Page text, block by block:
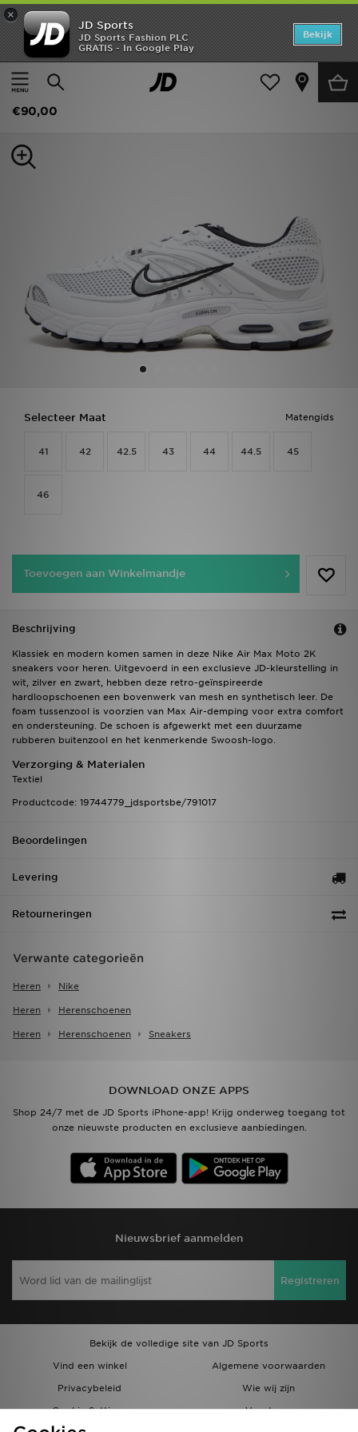
×
JD Sports
JD Sports Fashion PLC
GRATIS - In Google Play
Bekijk
Thuis
Heren Herenschoenen Sneakers
Nike Air Max Moto 2K
€90,00
Matengids
Selecteer Maat
41 42 42.5 43 44 44.5 45
46
Toevoegen aan Winkelmandje
Beschrijving
Klassiek en modern komen samen in deze Nike Air Max Moto 2K
sneakers voor heren. Uitgevoerd in een exclusieve JD-kleurstelling in
wit, zilver en zwart, hebben deze retro-geïnspireerde
hardloopschoenen een bovenwerk van mesh en synthetisch leer. De
foam tussenzool is voorzien van Max Air-demping voor extra comfort
en ondersteuning. De schoen is afgewerkt met een duurzame
rubberen buitenzool en het kenmerkende Swoosh-logo.
Verzorging & Materialen
Textiel
Productcode: 19744779_jdsportsbe/791017
Beoordelingen
Levering
Retourneringen
Verwante categorieën
Heren Nike
Heren Herenschoenen
Heren Herenschoenen Sneakers
DOWNLOAD ONZE APPS
Shop 24/7 met de JD Sports iPhone-app! Krijg onderweg toegang tot
onze nieuwste producten en exclusieve aanbiedingen.
Nieuwsbrief aanmelden
Registreren
Bekijk de volledige site van JD Sports
Vind een winkel
Algemene voorwaarden
Privacybeleid
Wie wij zijn
Cookie Settings
Vacatures
Home
Offers
Dames
Voetbal
Sports
Wie wij zijn